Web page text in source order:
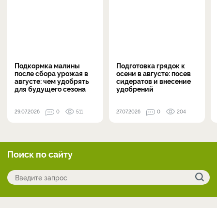
Подкормка малины
после сбора урожая в
августе: чем удобрять
для будущего сезона
29.07.2026 0 511
Подготовка грядок к
осени в августе: посев
сидератов и внесение
удобрений
27.07.2026 0 204
Поиск по сайту